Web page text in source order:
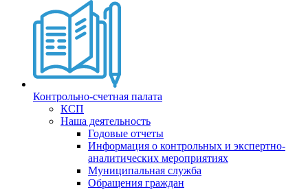
Контрольно-счетная палата
КСП
Наша деятельность
Годовые отчеты
Информация о контрольных и экспертно-
аналитических мероприятиях
Муниципальная служба
Обращения граждан